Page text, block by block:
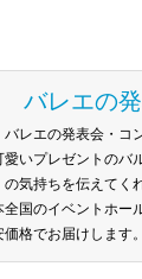
バレエの
レエの発表会・コ
いプレゼントのバ
気持ちを伝えてく
国のイベントホー
格でお届けします。